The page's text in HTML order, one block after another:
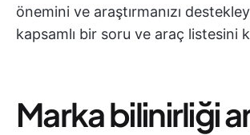
önemini ve araştırmanızı
kapsamlı bir soru ve araç listesini
Marka bilinirliği